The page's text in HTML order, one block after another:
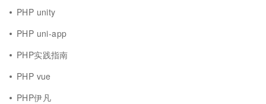
PHP unity
PHP uni-app
PHP实践指南
PHP vue
PHP伊凡